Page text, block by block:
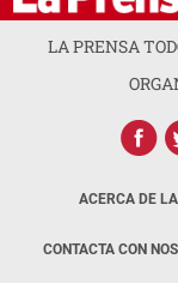
LA PRENSA
ACERCA DE
CONTACTA CON